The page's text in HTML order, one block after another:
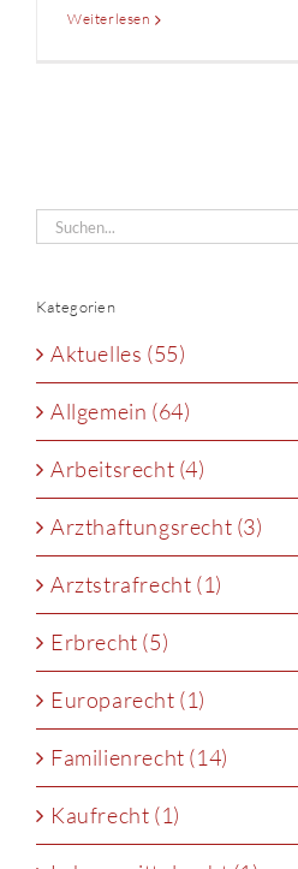
Weiterlesen
Suche
Kategorien
Aktuelles (55)
Allgemein (64)
Arbeitsrecht (4)
Arzthaftungsrecht (3)
Arztstrafrecht (1)
Erbrecht (5)
Europarecht (1)
Familienrecht (14)
Kaufrecht (1)